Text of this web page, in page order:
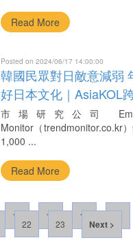
Read More
Posted on 2024/06/17 14:00:00
韓國民眾對日敵意減弱
好日本文化｜AsiaKOL
銷
市場研究公司
Monitor（trendmonitor.co.kr
1,000 ...
Read More
15 16 17
22 23 Next >